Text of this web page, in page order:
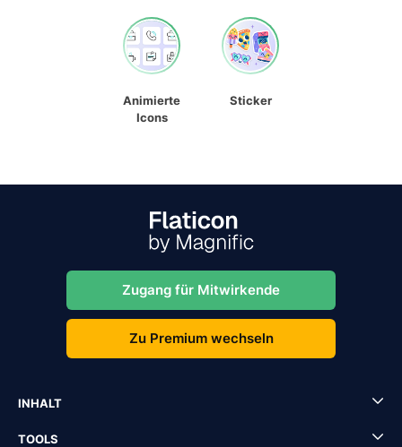
Animierte
Icons
Sticker
Zugang für Mitwirkende
Zu Premium wechseln
INHALT
TOOLS